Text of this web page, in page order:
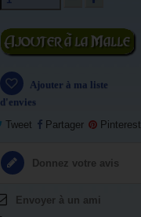
Ajouter au
panier
Ajouter à ma liste
d'envies
Tweet
Partager Pinterest
Donnez votre avis
Envoyer à un ami